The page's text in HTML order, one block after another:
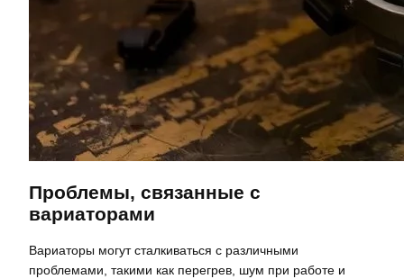
Проблемы, связанные с
вариаторами
Вариаторы могут сталкиваться с различными
проблемами, такими как перегрев, шум при работе и